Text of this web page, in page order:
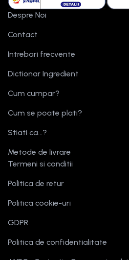
Despre Noi
Contact
Intrebari frecvente
Dictionar Ingredient
Cum cumpar?
Cum se poate plati?
Stiati ca...?
Metode de livrare
Termeni si conditii
Politica de retur
Politica cookie-uri
GDPR
Politica de confidentialitate